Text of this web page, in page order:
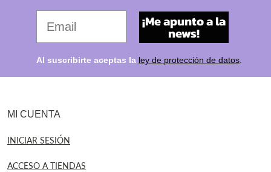
¡Me apunto a la
news!
Al suscribirte aceptas la ley de protección de datos.
MI CUENTA
INICIAR SESIÓN
ACCESO A TIENDAS